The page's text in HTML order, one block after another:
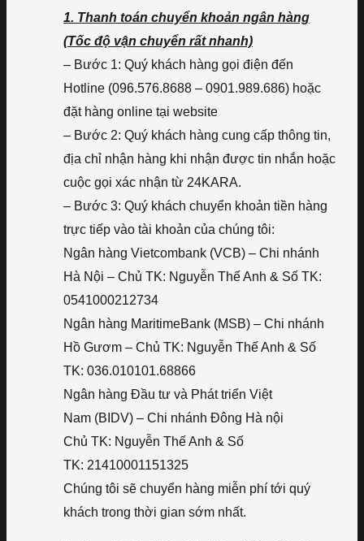
1. Thanh toán chuyển khoản ngân hàng
(Tốc độ vận chuyển rất nhanh)
– Bước 1: Quý khách hàng gọi điện đến
Hotline (096.576.8688 – 0901.989.686) hoặc
đặt hàng online tại website
– Bước 2: Quý khách hàng cung cấp thông tin,
địa chỉ nhận hàng khi nhận được tin nhắn hoặc
cuộc gọi xác nhận từ 24KARA.
– Bước 3: Quý khách chuyển khoản tiền hàng
trực tiếp vào tài khoản của chúng tôi:
Ngân hàng Vietcombank (VCB) – Chi nhánh
Hà Nội – Chủ TK: Nguyễn Thế Anh & Số TK:
0541000212734
Ngân hàng MaritimeBank (MSB) – Chi nhánh
Hồ Gươm – Chủ TK: Nguyễn Thế Anh & Số
TK: 036.010101.68866
Ngân hàng Đầu tư và Phát triển Việt
Nam (BIDV) – Chi nhánh Đông Hà nội
Chủ TK: Nguyễn Thế Anh & Số
TK: 21410001151325
Chúng tôi sẽ chuyển hàng miễn phí tới quý
khách trong thời gian sớm nhất.